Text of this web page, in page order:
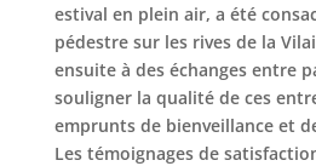
estival en plein air, a été
pédestre sur les rives de la
ensuite à des échanges entre
souligner la qualité de ces
emprunts de bienveillance et
Les témoignages de